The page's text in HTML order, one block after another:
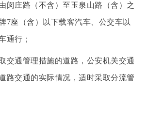
庄路（不含）至玉泉山路（含）之
7座（含）以下载客汽车、公交车以
通行；
通管理措施的道路，公安机关交通
路交通的实际情况，适时采取分流管